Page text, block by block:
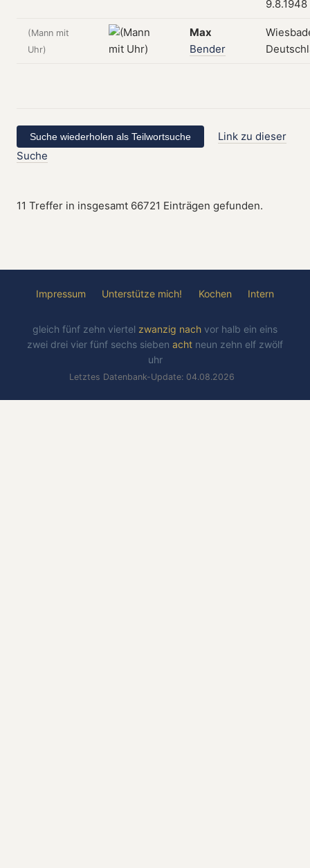
9.8.1948
(Mann mit
Uhr)
Max
Bender
Link zu dieser
Suche
11 Treffer in insgesamt 66721 Einträgen gefunden.
Impressum Unterstütze mich! Kochen Intern
gleich fünf zehn viertel zwanzig nach vor halb ein eins
zwei drei vier fünf sechs sieben acht neun zehn elf zwölf
uhr
Letztes Datenbank-Update: 04.08.2026